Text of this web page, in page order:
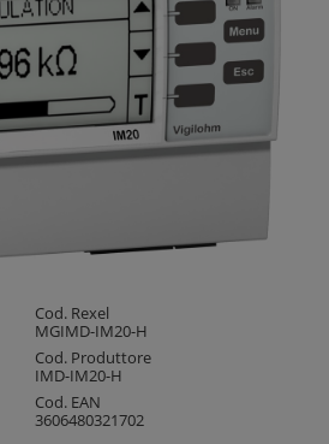
Cod. Rexel
MGIMD-IM20-H
Cod. Produttore
IMD-IM20-H
Cod. EAN
3606480321702